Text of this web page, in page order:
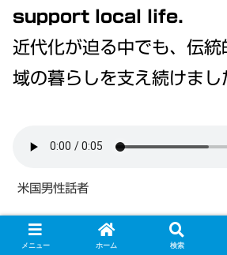
support local life.
近代化が迫る中でも、伝統
域の暮らしを支え続けまし
米国男性話者
👉loom（動詞＋名詞）
メニュー ホーム 検索